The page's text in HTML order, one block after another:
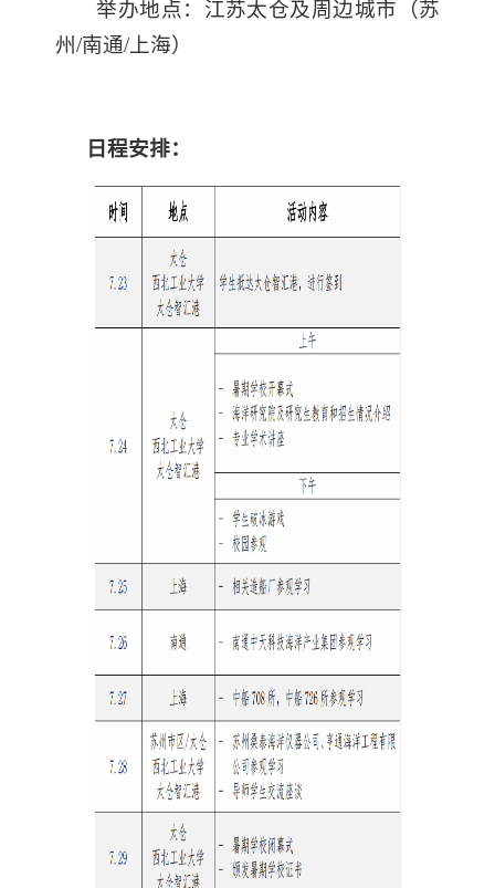
举办地点：江苏太仓及周边城市（苏
州/南通/上海）
日程安排：